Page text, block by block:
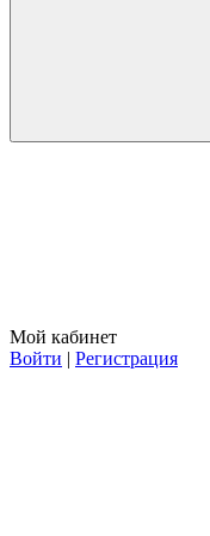
Мой кабинет
Войти | Регистрация